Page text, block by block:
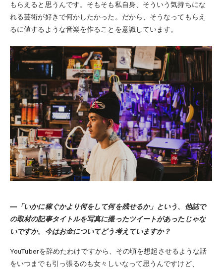
もらえると思うんです。そもそも私自身、そういう気持ちにな
れる芸術が好きで何かしたかった。だから、そうなってもらえ
るに値するような音楽を作ることを意識しています。
―「いかに稼ぐかより何をして何を残せるか」という、他誌で
の取材の記事タイトルを写真に撮ったツイートがあったじゃな
いですか。今はお金についてどう考えていますか？
YouTuberを辞めたわけですから、その頃を想起させるような話
をいつまでも引っ張るのも女々しいなって思うんですけど、